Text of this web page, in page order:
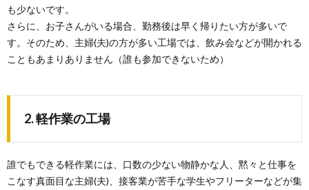
も少ないです。
さらに、お子さんがいる場合、勤務後は早く帰りたい方が多いで
す。そのため、主婦(夫)の方が多い工場では、飲み会などが開かれる
こともあまりありません（誰も参加できないため）
2. 軽作業の工場
誰でもできる軽作業には、口数の少ない物静かな人、黙々と仕事を
こなす真面目な主婦(夫)、接客業が苦手な学生やフリーターなどが集